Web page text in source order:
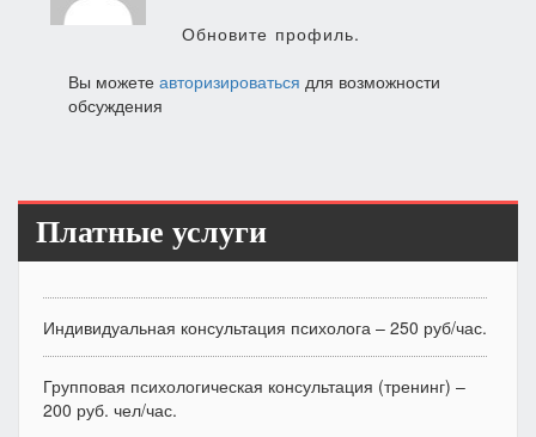
Обновите профиль.
Вы можете авторизироваться для возможности
обсуждения
Платные услуги
Индивидуальная консультация психолога – 250 руб/час.
Групповая психологическая консультация (тренинг) –
200 руб. чел/час.